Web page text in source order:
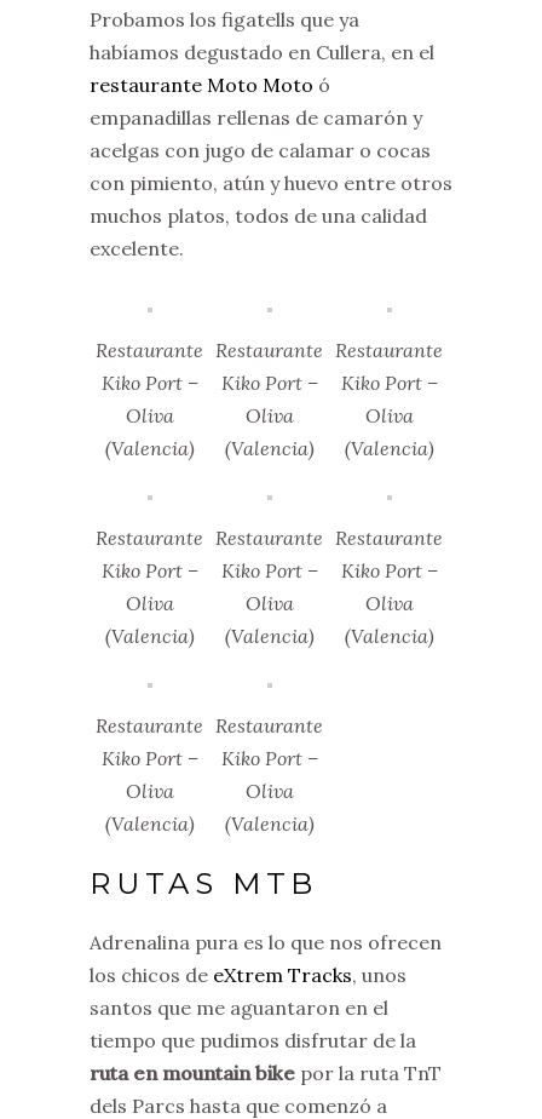
Probamos los figatells que ya
habíamos degustado en Cullera, en el
restaurante Moto Moto ó
empanadillas rellenas de camarón y
acelgas con jugo de calamar o cocas
con pimiento, atún y huevo entre otros
muchos platos, todos de una calidad
excelente.
Restaurante
Kiko Port –
Oliva
(Valencia)
Restaurante
Kiko Port –
Oliva
(Valencia)
Restaurante
Kiko Port –
Oliva
(Valencia)
Restaurante
Kiko Port –
Oliva
(Valencia)
Restaurante
Kiko Port –
Oliva
(Valencia)
Restaurante
Kiko Port –
Oliva
(Valencia)
Restaurante
Kiko Port –
Oliva
(Valencia)
Restaurante
Kiko Port –
Oliva
(Valencia)
RUTAS MTB
Adrenalina pura es lo que nos ofrecen
los chicos de eXtrem Tracks, unos
santos que me aguantaron en el
tiempo que pudimos disfrutar de la
ruta en mountain bike por la ruta TnT
dels Parcs hasta que comenzó a